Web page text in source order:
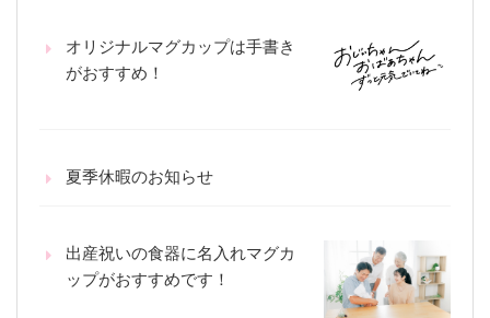
オリジナルマグカップは手書き
がおすすめ！
夏季休暇のお知らせ
出産祝いの食器に名入れマグカ
ップがおすすめです！